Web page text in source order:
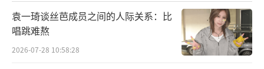
袁一琦谈丝芭成员之间的人际关系：比
唱跳难熬
2026-07-28 10:58:28